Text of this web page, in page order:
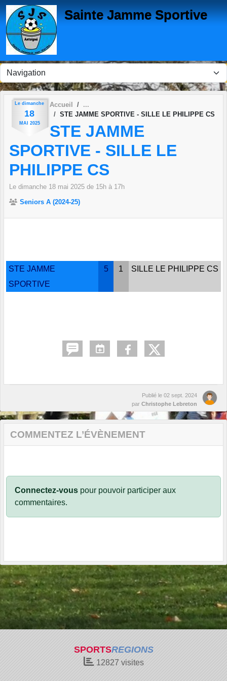
Sainte Jamme Sportive
Le dimanche
18
MAI 2025
Accueil
STE JAMME SPORTIVE - SILLE LE PHILIPPE CS
STE JAMME
SPORTIVE - SILLE LE
PHILIPPE CS
Le dimanche 18 mai 2025 de 15h à 17h
Seniors A (2024-25)
STE JAMME
SPORTIVE
5 1 SILLE LE PHILIPPE CS
Publié le 02 sept. 2024
par Christophe Lebreton
COMMENTEZ L’ÉVÈNEMENT
Connectez-vous pour pouvoir participer aux
commentaires.
SPORTSREGIONS
12827 visites
Panneau de gestion des cookies